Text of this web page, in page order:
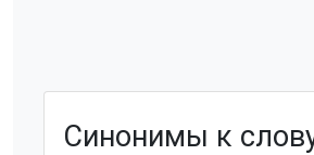
Синонимы к